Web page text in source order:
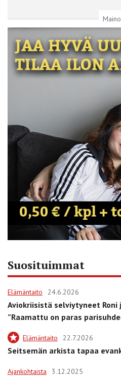
Suosituimmat
Elämäntaito 24.6.2026
Aviokriisistä selviytyneet Roni
”Raamattu on paras
Elämäntaito 22.7.2026
Seitsemän arkista tapaa
Ajankohtaista 3.12.2025